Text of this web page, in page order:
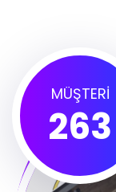
MÜŞTERI
263